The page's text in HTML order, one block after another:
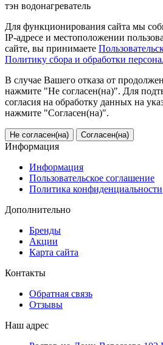
тэн водонагреватель
Для функционирования сайта мы
IP-адресе и местоположении
сайте, вы принимаете
Политику сбора и обработки
В случае Вашего отказа от
нажмите "Не согласен(на)". Для
согласия на обработку данных на
нажмите "Согласен(на)".
Не согласен(на) Согласен(на)
Информация
Информация
Пользовательское соглашение
Политика конфиденциальности
Дополнительно
Бренды
Акции
Карта сайта
Контакты
Обратная связь
Отзывы
Наш адрес